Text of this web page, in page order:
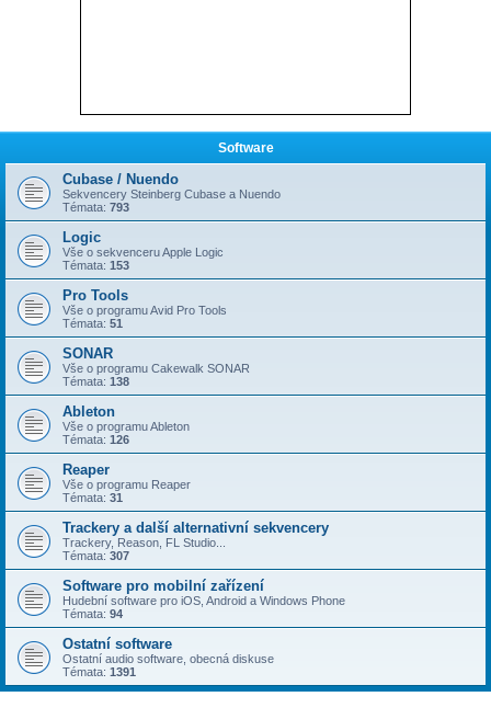
Software
Cubase / Nuendo
Sekvencery Steinberg Cubase a Nuendo
Témata: 793
Logic
Vše o sekvenceru Apple Logic
Témata: 153
Pro Tools
Vše o programu Avid Pro Tools
Témata: 51
SONAR
Vše o programu Cakewalk SONAR
Témata: 138
Ableton
Vše o programu Ableton
Témata: 126
Reaper
Vše o programu Reaper
Témata: 31
Trackery a další alternativní sekvencery
Trackery, Reason, FL Studio...
Témata: 307
Software pro mobilní zařízení
Hudební software pro iOS, Android a Windows Phone
Témata: 94
Ostatní software
Ostatní audio software, obecná diskuse
Témata: 1391